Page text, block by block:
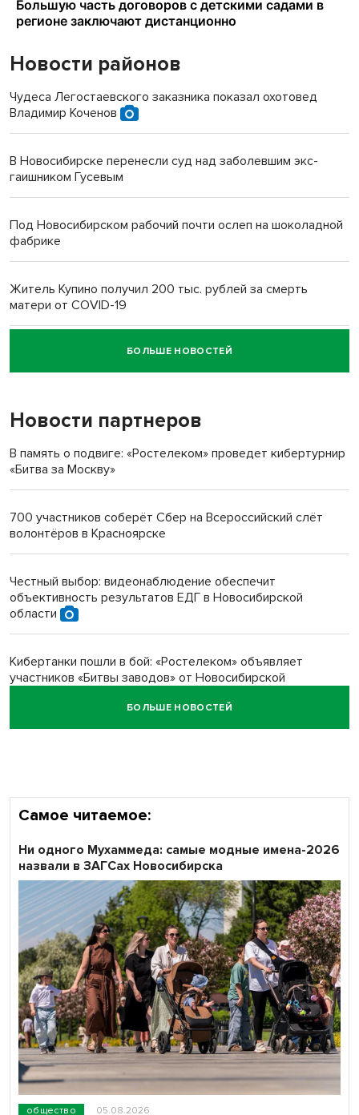
Новости районов
Чудеса Легостаевского заказника показал охотовед
Владимир Коченов
В Новосибирске перенесли суд над заболевшим экс-
гаишником Гусевым
Под Новосибирском рабочий почти ослеп на шоколадной
фабрике
Житель Купино получил 200 тыс. рублей за смерть
матери от COVID-19
Новосибирский суд наказал водителя за смерть
пенсионерки на вокзале
«Мы живём на пастбище!»: в новосибирском селе лошади
терроризируют жителей
Обновлённое отделение ВТБ открылось в Искитиме
БОЛЬШЕ НОВОСТЕЙ
Новости партнеров
В память о подвиге: «Ростелеком» проведет кибертурнир
«Битва за Москву»
700 участников соберёт Сбер на Всероссийский слёт
волонтёров в Красноярске
Честный выбор: видеонаблюдение обеспечит
объективность результатов ЕДГ в Новосибирской
области
Кибертанки пошли в бой: «Ростелеком» объявляет
участников «Битвы заводов» от Новосибирской
БОЛЬШЕ НОВОСТЕЙ
Самое читаемое:
общество 05.08.2026
Ни одного Мухаммеда: самые модные имена-2026
назвали в ЗАГСах Новосибирска